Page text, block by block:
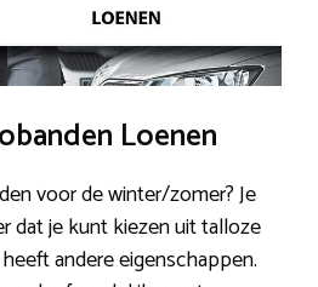
Loenen
voor de winter/zomer? Je
dat je kunt kiezen uit talloze
andere eigenschappen.